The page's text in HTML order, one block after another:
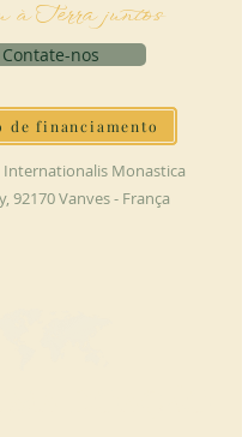
à Terra juntos
Contate-nos
de financiamento
Internationalis Monastica
92170 Vanves - França